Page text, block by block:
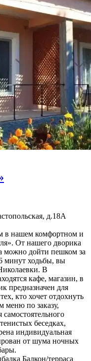
д.18А
в нашем комфортном и
От нашего дворика
можно дойти пешком за
минут ходьбы, вы
В
кафе, магазин, в
предназначен для
кто хочет отдохнуть
меню по заказу,
беседках,
индивидуальная
от шума ночных
Балкон/терраса